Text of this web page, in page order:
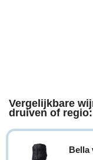
Vergelijkbare
druiven of regio:
Bella